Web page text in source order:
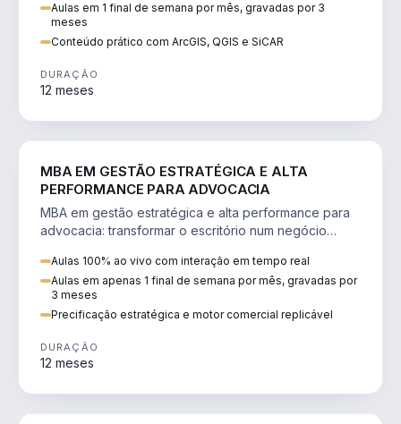
Aulas em 1 final de semana por mês, gravadas por 3
meses
Conteúdo prático com ArcGIS, QGIS e SiCAR
DURAÇÃO
12 meses
MBA EM GESTÃO ESTRATÉGICA E ALTA
PERFORMANCE PARA ADVOCACIA
MBA em gestão estratégica e alta performance para
advocacia: transformar o escritório num negócio
Aulas 100% ao vivo com interação em tempo real
Aulas em apenas 1 final de semana por mês, gravadas por
3 meses
Precificação estratégica e motor comercial replicável
DURAÇÃO
12 meses